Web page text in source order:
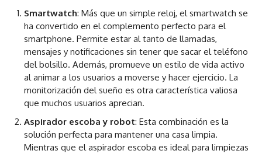
Smartwatch: Más que un simple reloj, el smartwatch se
ha convertido en el complemento perfecto para el
smartphone. Permite estar al tanto de llamadas,
mensajes y notificaciones sin tener que sacar el teléfono
del bolsillo. Además, promueve un estilo de vida activo
al animar a los usuarios a moverse y hacer ejercicio. La
monitorización del sueño es otra característica valiosa
que muchos usuarios aprecian.
Aspirador escoba y robot: Esta combinación es la
solución perfecta para mantener una casa limpia.
Mientras que el aspirador escoba es ideal para limpiezas